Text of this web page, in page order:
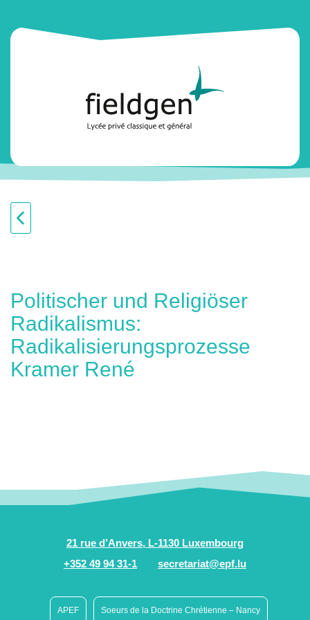
Politischer und Religiöser
Radikalismus:
Radikalisierungsprozesse
Kramer René
21 rue d’Anvers, L-1130 Luxembourg
+352 49 94 31-1
secretariat@epf.lu
APEF Soeurs de la Doctrine Chrétienne – Nancy